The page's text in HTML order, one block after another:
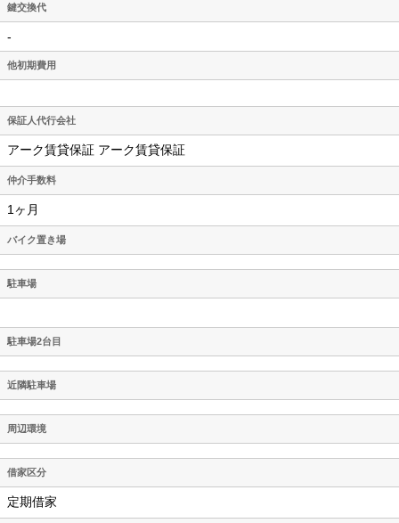
鍵交換代
-
他初期費用
保証人代行会社
アーク賃貸保証 アーク賃貸保証
仲介手数料
1ヶ月
バイク置き場
駐車場
駐車場2台目
近隣駐車場
周辺環境
借家区分
定期借家